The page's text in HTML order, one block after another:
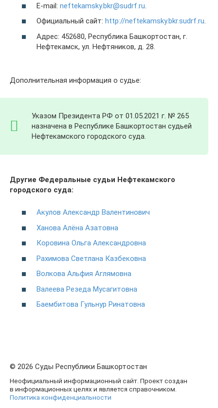
E-mail: neftekamsky.bkr@sudrf.ru
Официальный сайт: http://neftekamsky.bkr.sudrf.ru.
Адрес: 452680, Республика Башкортостан, г.
Нефтекамск, ул. Нефтяников, д. 28.
Дополнительная информация о судье:
Указом Президента РФ от 01.05.2021 г. № 265
назначена в Республике Башкортостан судьей
Нефтекамского городского суда.
Другие Федеральные судьи Нефтекамского
городского суда:
Акулов Александр Валентинович
Ханова Алёна Азатовна
Коровина Ольга Александровна
Рахимова Светлана Казбековна
Волкова Альфия Аглямовна
Валеева Резеда Мусагитовна
Баембитова Гульнур Ринатовна
© 2026 Суды Республики Башкортостан
Неофициальный информационный сайт. Проект создан
в информационных целях и является справочником.
Политика конфиденциальности